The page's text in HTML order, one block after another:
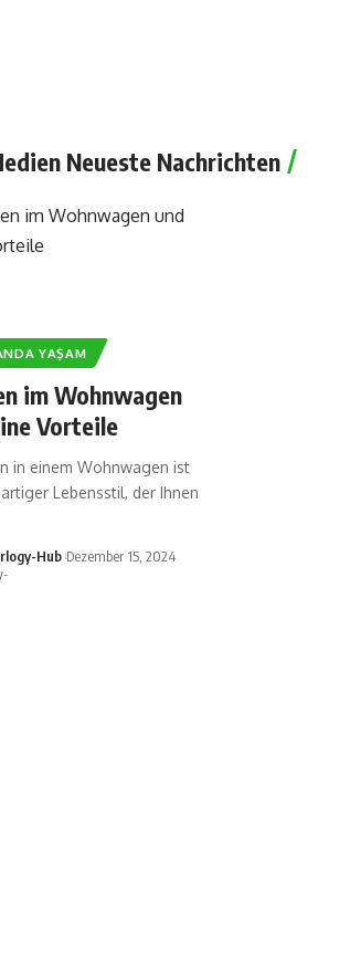
Neueste Nachrichten
YAŞAM
im Wohnwagen
Vorteile
in einem Wohnwagen ist
Lebensstil, der Ihnen
Hub Dezember 15, 2024